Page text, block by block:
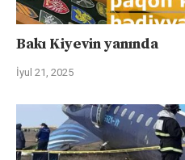
Bakı Kiyevin yanında
İyul 21, 2025